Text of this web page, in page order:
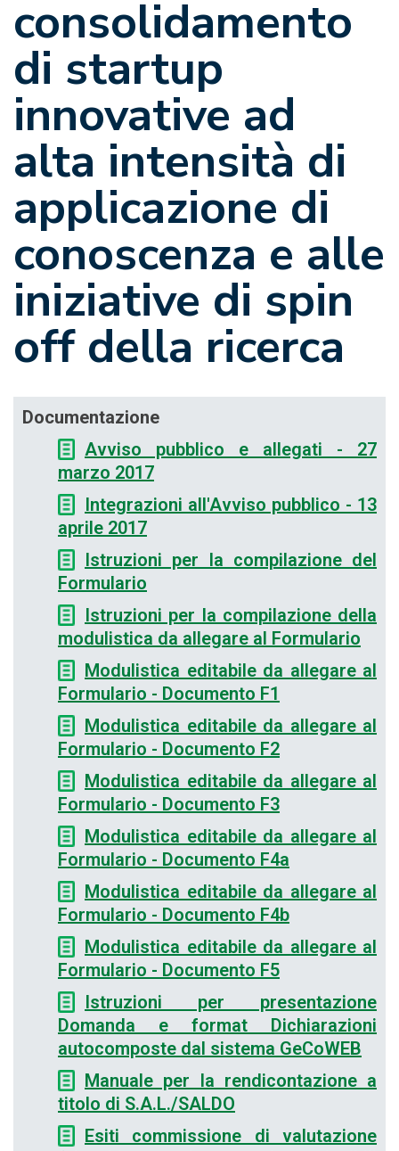
consolidamento
di startup
innovative ad
alta intensità di
applicazione di
conoscenza e alle
iniziative di spin
off della ricerca
Documentazione
Avviso pubblico e allegati - 27
marzo 2017
Integrazioni all'Avviso pubblico - 13
aprile 2017
Istruzioni per la compilazione del
Formulario
Istruzioni per la compilazione della
modulistica da allegare al Formulario
Modulistica editabile da allegare al
Formulario - Documento F1
Modulistica editabile da allegare al
Formulario - Documento F2
Modulistica editabile da allegare al
Formulario - Documento F3
Modulistica editabile da allegare al
Formulario - Documento F4a
Modulistica editabile da allegare al
Formulario - Documento F4b
Modulistica editabile da allegare al
Formulario - Documento F5
Istruzioni per presentazione
Domanda e format Dichiarazioni
autocomposte dal sistema GeCoWEB
Manuale per la rendicontazione a
titolo di S.A.L./SALDO
Esiti commissione di valutazione